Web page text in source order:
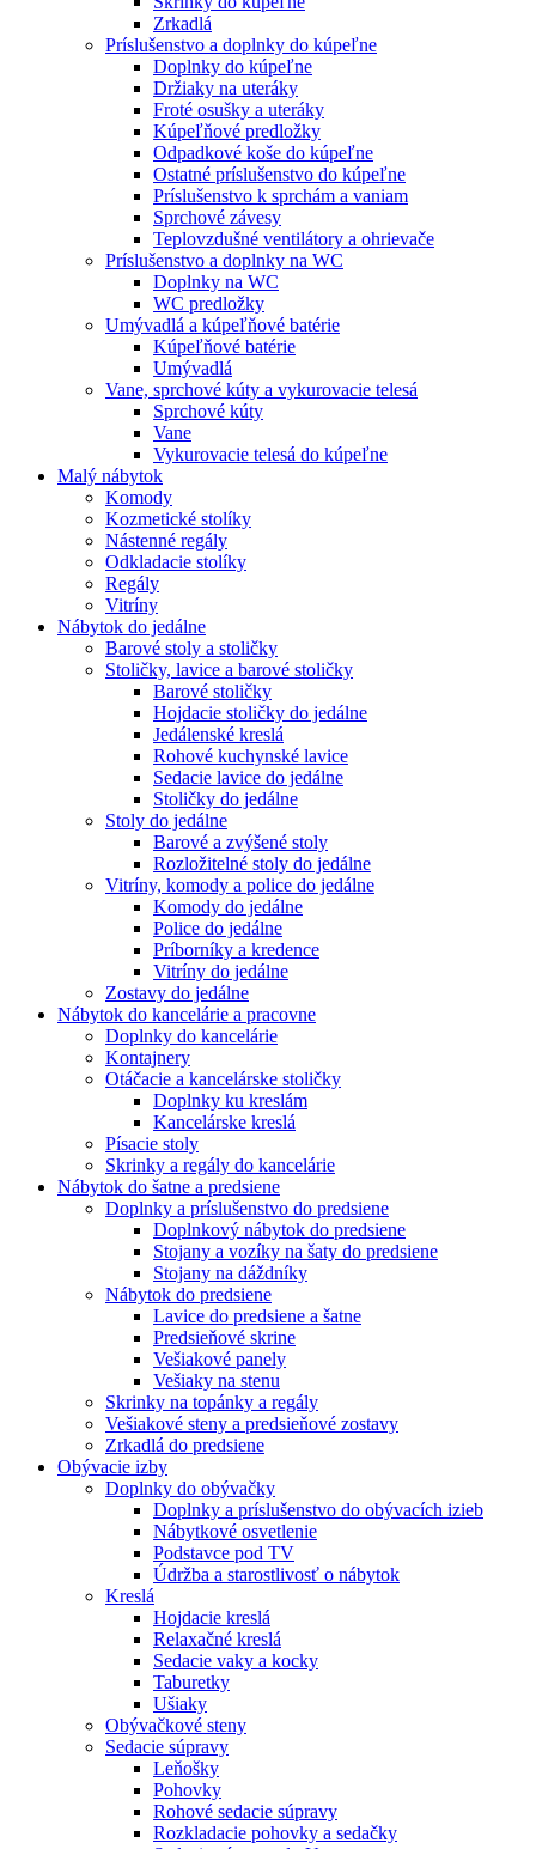
Zrkadlá
Príslušenstvo a doplnky do kúpeľne
Doplnky do kúpeľne
Držiaky na uteráky
Froté osušky a uteráky
Kúpeľňové predložky
Odpadkové koše do kúpeľne
Ostatné príslušenstvo do kúpeľne
Príslušenstvo k sprchám a vaniam
Sprchové závesy
Teplovzdušné ventilátory a ohrievače
Príslušenstvo a doplnky na WC
Doplnky na WC
WC predložky
Umývadlá a kúpeľňové batérie
Kúpeľňové batérie
Umývadlá
Vane, sprchové kúty a vykurovacie telesá
Sprchové kúty
Vane
Vykurovacie telesá do kúpeľne
Malý nábytok
Komody
Kozmetické stolíky
Nástenné regály
Odkladacie stolíky
Regály
Vitríny
Nábytok do jedálne
Barové stoly a stoličky
Stoličky, lavice a barové stoličky
Barové stoličky
Hojdacie stoličky do jedálne
Jedálenské kreslá
Rohové kuchynské lavice
Sedacie lavice do jedálne
Stoličky do jedálne
Stoly do jedálne
Barové a zvýšené stoly
Rozložitelné stoly do jedálne
Vitríny, komody a police do jedálne
Komody do jedálne
Police do jedálne
Príborníky a kredence
Vitríny do jedálne
Zostavy do jedálne
Nábytok do kancelárie a pracovne
Doplnky do kancelárie
Kontajnery
Otáčacie a kancelárske stoličky
Doplnky ku kreslám
Kancelárske kreslá
Písacie stoly
Skrinky a regály do kancelárie
Nábytok do šatne a predsiene
Doplnky a príslušenstvo do predsiene
Doplnkový nábytok do predsiene
Stojany a vozíky na šaty do predsiene
Stojany na dáždníky
Nábytok do predsiene
Lavice do predsiene a šatne
Predsieňové skrine
Vešiakové panely
Vešiaky na stenu
Skrinky na topánky a regály
Vešiakové steny a predsieňové zostavy
Zrkadlá do predsiene
Obývacie izby
Doplnky do obývačky
Doplnky a príslušenstvo do obývacích izieb
Nábytkové osvetlenie
Podstavce pod TV
Údržba a starostlivosť o nábytok
Kreslá
Hojdacie kreslá
Relaxačné kreslá
Sedacie vaky a kocky
Taburetky
Ušiaky
Obývačkové steny
Sedacie súpravy
Leňošky
Pohovky
Rohové sedacie súpravy
Rozkladacie pohovky a sedačky